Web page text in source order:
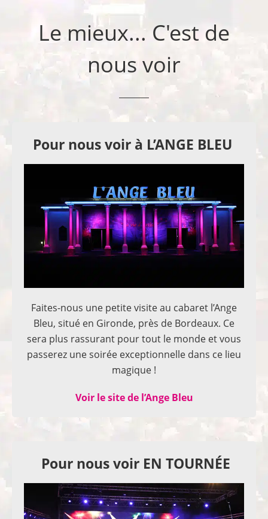
Le mieux... C'est de
nous voir
Pour nous voir à L’ANGE BLEU
Faites-nous une petite visite au cabaret l’Ange
Bleu, situé en Gironde, près de Bordeaux. Ce
sera plus rassurant pour tout le monde et vous
passerez une soirée exceptionnelle dans ce lieu
magique !
Voir le site de l’Ange Bleu
Pour nous voir EN TOURNÉE